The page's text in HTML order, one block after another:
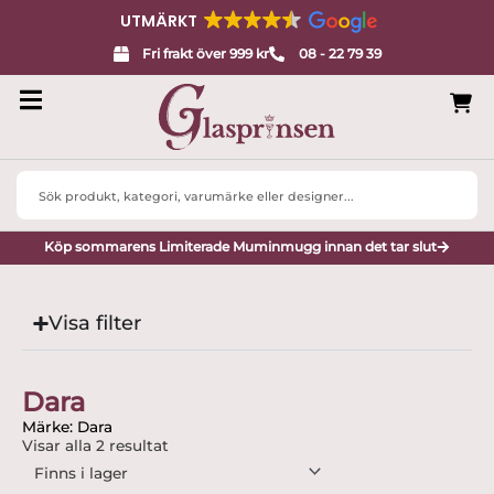
UTMÄRKT
Fri frakt över 999 kr 08 - 22 79 39
Search
Köp sommarens Limiterade Muminmugg innan det tar slut
Visa filter
Dara
Märke: Dara
Visar alla 2 resultat